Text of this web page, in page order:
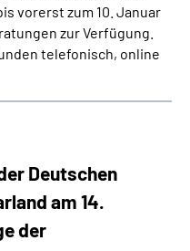
vorerst zum 10. Januar
zur Verfügung.
telefonisch, online
Deutschen
am 14.
der